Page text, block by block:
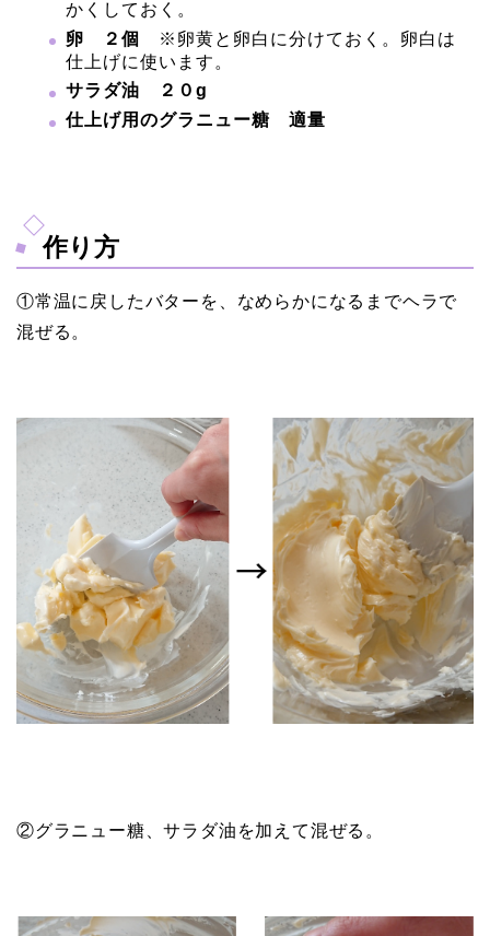
かくしておく。
卵 ２個
※卵黄と卵白に分けておく。卵白は
仕上げに使います。
サラダ油 ２０g
仕上げ用のグラニュー糖 適量
作り方
①常温に戻したバターを、なめらかになるまでヘラで
混ぜる。
②グラニュー糖、サラダ油を加えて混ぜる。